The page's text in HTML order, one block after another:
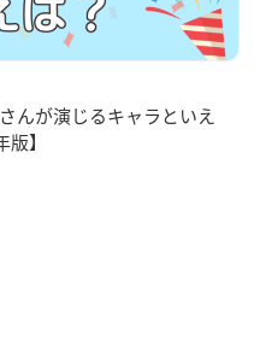
留
んが演じるキャラといえ
】